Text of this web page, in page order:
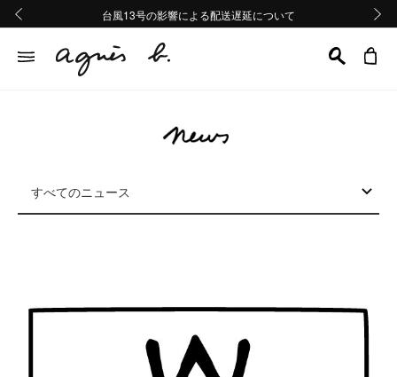
熊本地域地震の影響による配送遅延について
Summer Sale 2buy10%OFF!!
台風13号の影響による配送遅延について
熊本地域地震の影響による配送遅延について
Summer Sale 2buy10%OFF!!
すべてのニュース